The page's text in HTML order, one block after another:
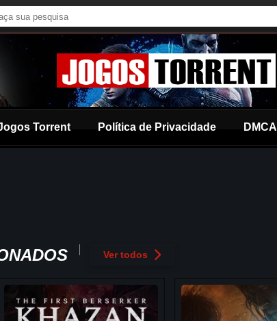
Torrent Política de Privacidade DMCA
Ver todos